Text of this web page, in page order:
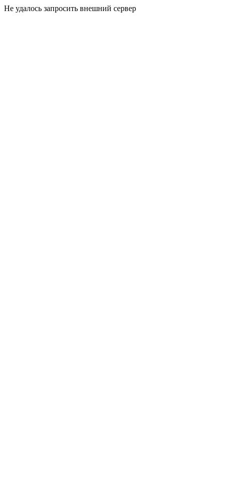
Не удалось запросить внешний сервер